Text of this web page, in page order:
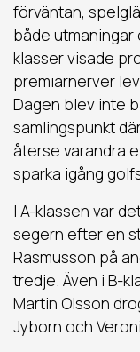
förväntan,
både utmaningar
klasser visade
premiärnerver
Dagen blev inte
samlingspunkt
återse varandra
sparka igång
I A-klassen var
segern efter en
Rasmusson på
tredje. Även i B-
Martin Olsson
Jyborn och